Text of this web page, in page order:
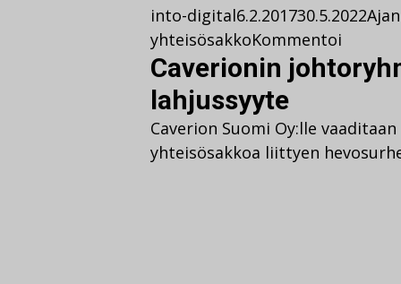
into-digital6.2.201730.5.2022
yhteisösakkoKommentoi
Caverionin
lahjussyyte
Caverion Suomi Oy:lle
yhteisösakkoa liittyen